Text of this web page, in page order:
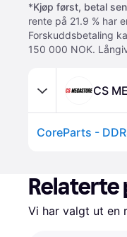
*Kjøp først, betal
rente på 21.9 % har
Forskuddsbetaling
150 000 NOK.
CS
Vi har valgt ut en